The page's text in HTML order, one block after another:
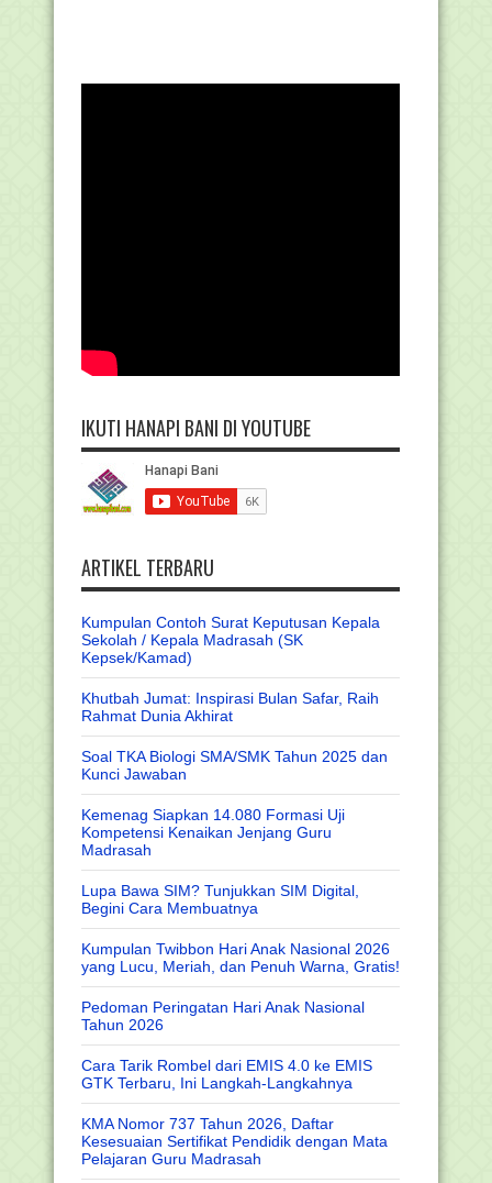
IKUTI HANAPI BANI DI YOUTUBE
ARTIKEL TERBARU
Kumpulan Contoh Surat Keputusan Kepala
Sekolah / Kepala Madrasah (SK
Kepsek/Kamad)
Khutbah Jumat: Inspirasi Bulan Safar, Raih
Rahmat Dunia Akhirat
Soal TKA Biologi SMA/SMK Tahun 2025 dan
Kunci Jawaban
Kemenag Siapkan 14.080 Formasi Uji
Kompetensi Kenaikan Jenjang Guru
Madrasah
Lupa Bawa SIM? Tunjukkan SIM Digital,
Begini Cara Membuatnya
Kumpulan Twibbon Hari Anak Nasional 2026
yang Lucu, Meriah, dan Penuh Warna, Gratis!
Pedoman Peringatan Hari Anak Nasional
Tahun 2026
Cara Tarik Rombel dari EMIS 4.0 ke EMIS
GTK Terbaru, Ini Langkah-Langkahnya
KMA Nomor 737 Tahun 2026, Daftar
Kesesuaian Sertifikat Pendidik dengan Mata
Pelajaran Guru Madrasah